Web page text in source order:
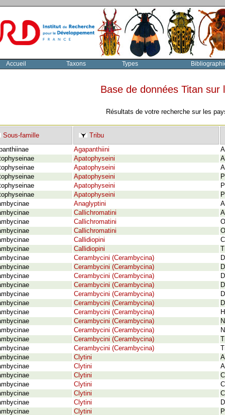
Accueil Taxons Types
Base de données Titan
Résultats de votre recherche sur les
Sous-famille
Tribu
Agapanthiini
Apatophyseini
Apatophyseini
Apatophyseini
Apatophyseini
Apatophyseini
Anaglyptini
Callichromatini
Callichromatini
Callichromatini
Callidiopini
Callidiopini
Cerambycini (Cerambycina)
Cerambycini (Cerambycina)
Cerambycini (Cerambycina)
Cerambycini (Cerambycina)
Cerambycini (Cerambycina)
Cerambycini (Cerambycina)
Cerambycini (Cerambycina)
Cerambycini (Cerambycina)
Cerambycini (Cerambycina)
Cerambycini (Cerambycina)
Cerambycini (Cerambycina)
Clytini
Clytini
Clytini
Clytini
Clytini
Clytini
Clytini